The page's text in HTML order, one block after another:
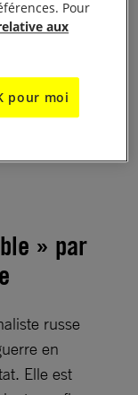
» par
russe
en
Elle est
Pour
aux
pour moi